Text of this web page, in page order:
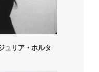
リア・ホルタ